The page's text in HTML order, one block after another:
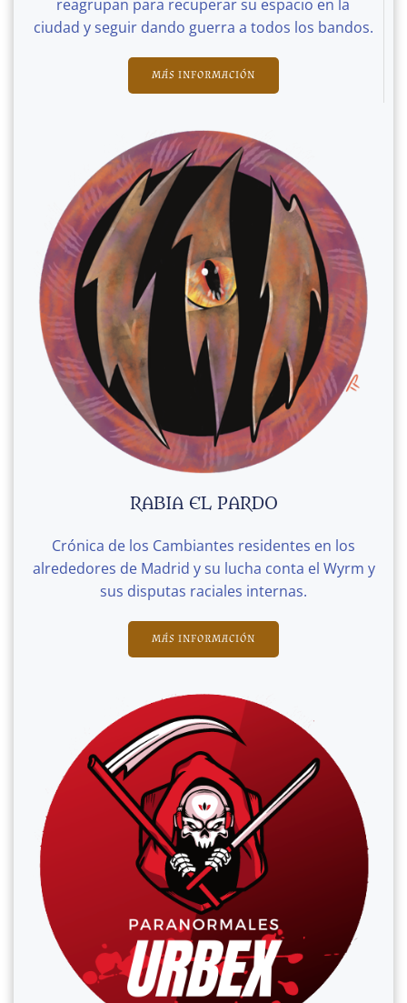
reagrupan para recuperar su espacio en la
ciudad y seguir dando guerra a todos los bandos.
MÁS INFORMACIÓN
RABIA EL PARDO
Crónica de los Cambiantes residentes en los
alrededores de Madrid y su lucha conta el Wyrm y
sus disputas raciales internas.
MÁS INFORMACIÓN